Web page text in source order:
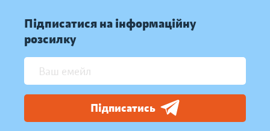
Підписатися на інформаційну
розсилку
Підписатись